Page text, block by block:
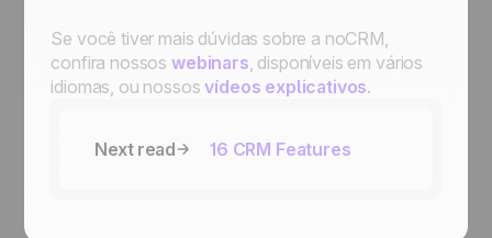
Se você tiver mais dúvidas sobre a noCRM,
confira nossos webinars, disponíveis em vários
idiomas, ou nossosvídeos explicativos.
Next read 16 CRM Features